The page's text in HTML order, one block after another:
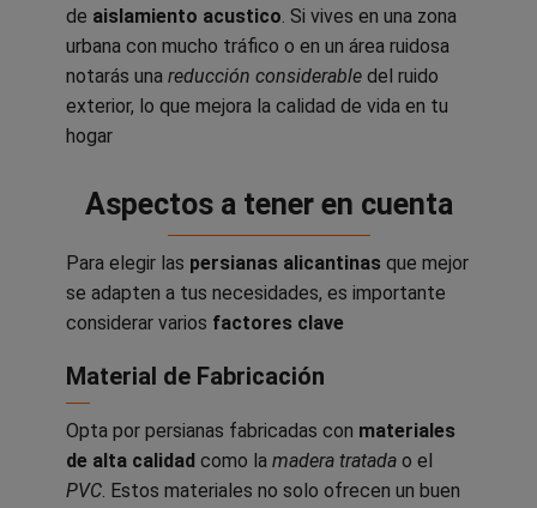
de aislamiento acustico. Si vives en una zona
urbana con mucho tráfico o en un área ruidosa
notarás una reducción considerable del ruido
exterior, lo que mejora la calidad de vida en tu
hogar
Aspectos a tener en cuenta
Para elegir las persianas alicantinas que mejor
se adapten a tus necesidades, es importante
considerar varios factores clave
Material de Fabricación
Opta por persianas fabricadas con materiales
de alta calidad como la madera tratada o el
PVC. Estos materiales no solo ofrecen un buen